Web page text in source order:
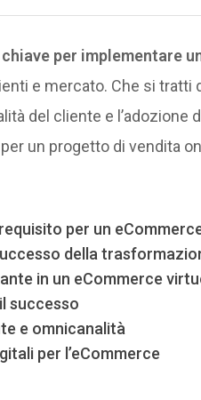
per implementare
e mercato. Che si tratti
del cliente e l’adozione
un progetto di vendita
per un
della
in un eCommerce
successo
e omnicanalità
per l’eCommerce